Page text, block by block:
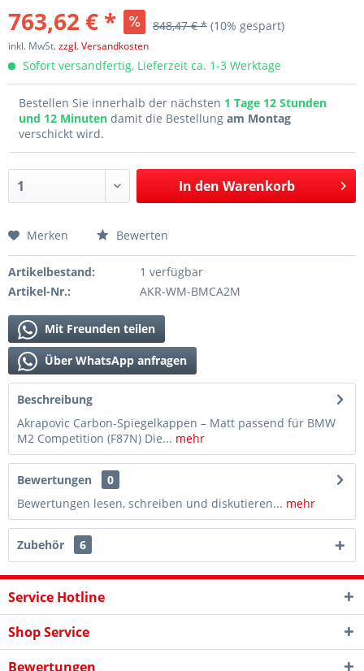
763,62 € * 848,47 € * (10% gespart)
inkl. MwSt.zzgl. Versandkosten
Sofort versandfertig, Lieferzeit ca. 1-3 Werktage
Bestellen Sie innerhalb der nächsten 1 Tage 12 Stunden
und 12 Minuten damit die Bestellung am Montag
verschickt wird.
In den Warenkorb
Merken Bewerten
Artikelbestand:
1 verfügbar
Artikel-Nr.:
AKR-WM-BMCA2M
Mit Freunden teilen
Über WhatsApp anfragen
Beschreibung
Akrapovic Carbon-Spiegelkappen – Matt passend für BMW
M2 Competition (F87N) Die... mehr
Bewertungen
0
Bewertungen lesen, schreiben und diskutieren... mehr
Zubehör 6
Service Hotline
Shop Service
Bewertungen